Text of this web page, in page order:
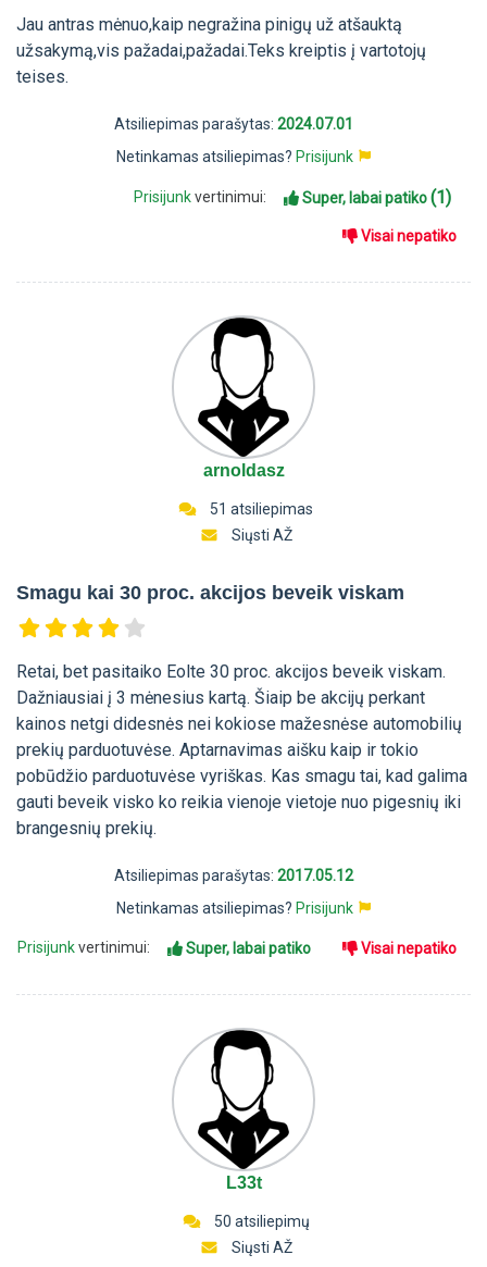
Jau antras mėnuo,kaip negražina pinigų už atšauktą
užsakymą,vis pažadai,pažadai.Teks kreiptis į vartotojų
teises.
Atsiliepimas parašytas: 2024.07.01
Netinkamas atsiliepimas? Prisijunk
Prisijunkvertinimui: Super, labai patiko(1)
Visai nepatiko
arnoldasz
51 atsiliepimas
Siųsti AŽ
Smagu kai 30 proc. akcijos beveik viskam
Retai, bet pasitaiko Eolte 30 proc. akcijos beveik viskam.
Dažniausiai į 3 mėnesius kartą. Šiaip be akcijų perkant
kainos netgi didesnės nei kokiose mažesnėse automobilių
prekių parduotuvėse. Aptarnavimas aišku kaip ir tokio
pobūdžio parduotuvėse vyriškas. Kas smagu tai, kad galima
gauti beveik visko ko reikia vienoje vietoje nuo pigesnių iki
brangesnių prekių.
Atsiliepimas parašytas: 2017.05.12
Netinkamas atsiliepimas? Prisijunk
Prisijunkvertinimui: Super, labai patiko Visai nepatiko
L33t
50 atsiliepimų
Siųsti AŽ